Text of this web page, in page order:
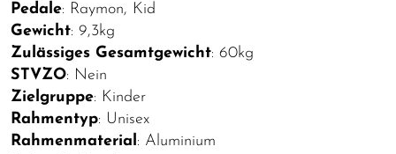
Pedale: Raymon, Kid
Gewicht: 9,3kg
Zulässiges Gesamtgewicht: 60kg
STVZO: Nein
Zielgruppe: Kinder
Rahmentyp: Unisex
Rahmenmaterial: Aluminium